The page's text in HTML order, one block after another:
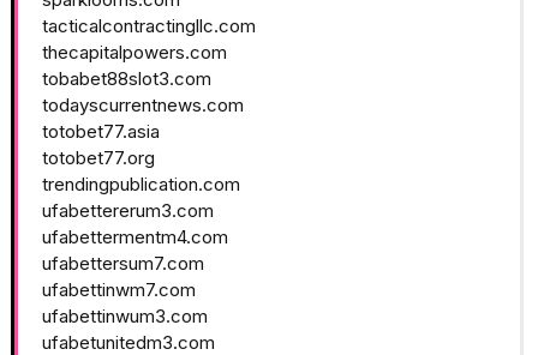
tacticalcontractingllc.com
thecapitalpowers.com
tobabet88slot3.com
todayscurrentnews.com
totobet77.asia
totobet77.org
trendingpublication.com
ufabettererum3.com
ufabettermentm4.com
ufabettersum7.com
ufabettinwm7.com
ufabettinwum3.com
ufabetunitedm3.com